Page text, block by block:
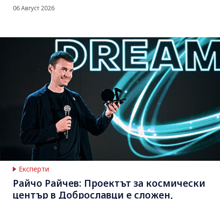
06 Август 2026
Експерти
Райчо Райчев: Проектът за космически
център в Доброславци е сложен,